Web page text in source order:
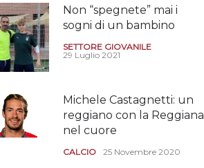
Non “spegnete” mai i
sogni di un bambino
SETTORE GIOVANILE
29 Luglio 2021
Michele Castagnetti: un
reggiano con la Reggiana
nel cuore
CALCIO 25 Novembre 2020